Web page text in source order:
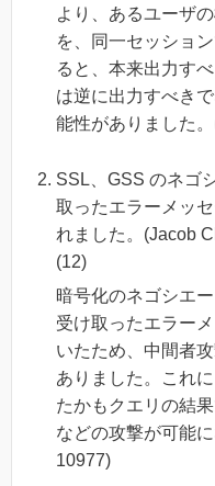
より、あるユーザ
を、同一セッショ
ると、本来出力す
は逆に出力すべき
能性がありました
SSL、GSS のネゴ
取ったエラーメッ
れました。(Jacob
(12)
暗号化のネゴシエ
受け取ったエラー
いたため、中間者
ありました。これ
たかもクエリの結
などの攻撃が可能
10977)